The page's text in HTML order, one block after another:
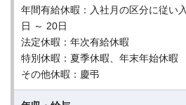
年間有給休暇：入社月の区分に従
日 ～ 20日
法定休暇：年次有給休暇
特別休暇：夏季休暇、年末年始休暇
その他休暇：慶弔